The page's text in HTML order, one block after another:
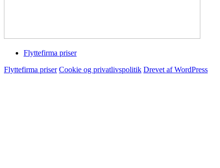
Flyttefirma priser
Flyttefirma priser Cookie og privatlivspolitik Drevet af WordPress